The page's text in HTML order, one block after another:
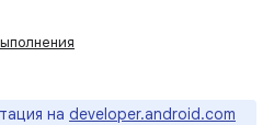
на developer.android.com